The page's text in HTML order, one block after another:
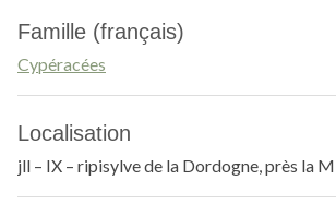
Famille (français)
Cypéracées
Localisation
jll – IX – ripisylve de la Dordogne, près la